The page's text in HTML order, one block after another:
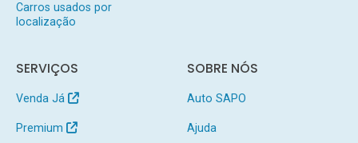
Carros usados por
localização
SERVIÇOS
Venda Já
Premium
SOBRE NÓS
Auto SAPO
Ajuda